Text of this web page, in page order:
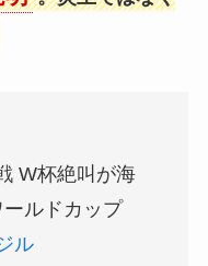
W杯絶叫が海
ールドカップ
ル